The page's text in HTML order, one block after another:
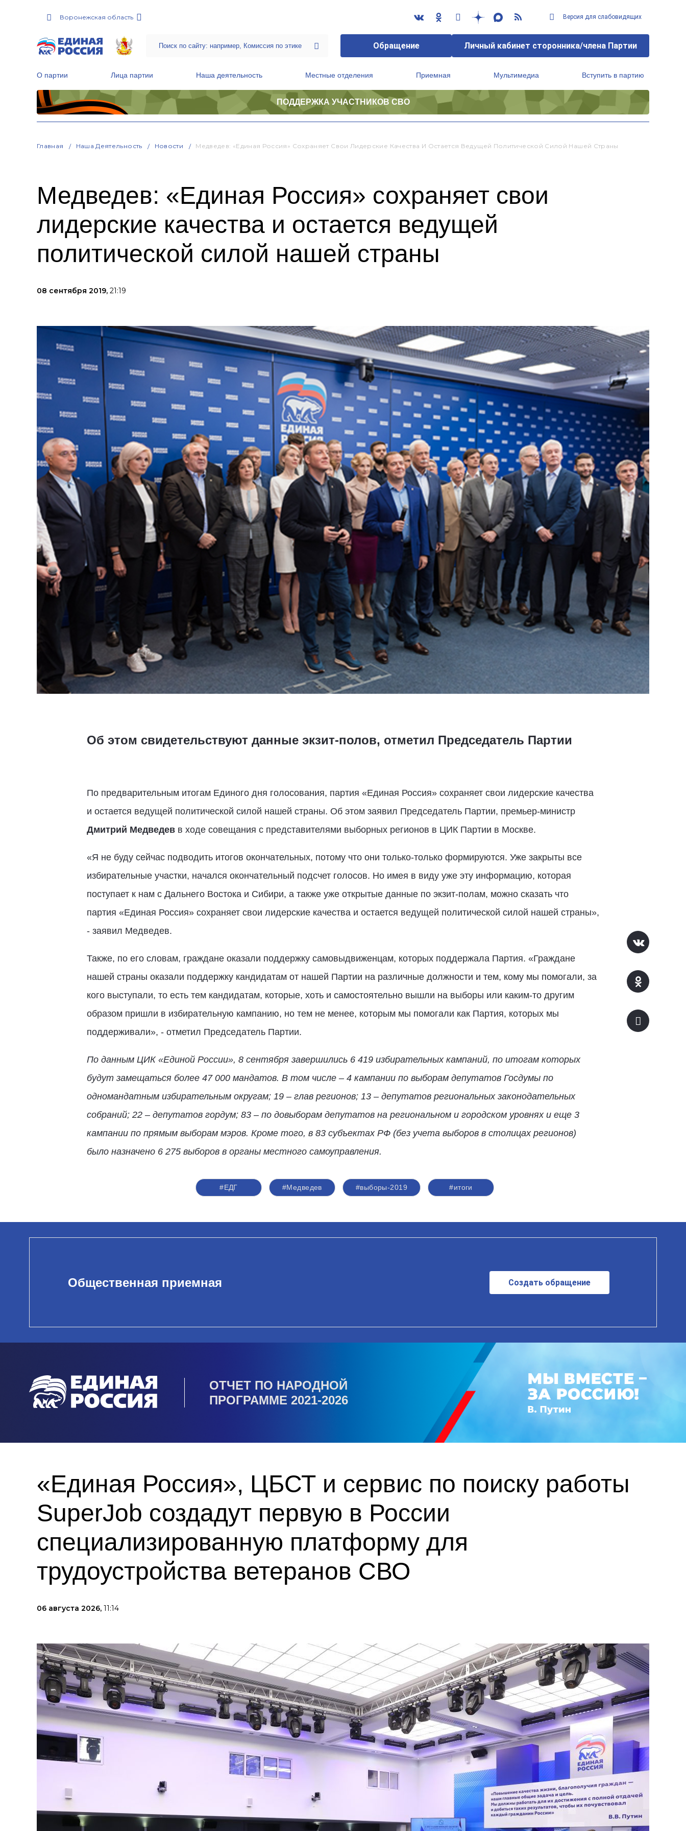
Воронежская область Версия для слабовидящих
Обращение Личный кабинет сторонника/члена Партии
О партии Лица партии Наша деятельность Местные отделения Приемная Мультимедиа Вступить в партию
ПОДДЕРЖКА УЧАСТНИКОВ СВО
Главная Наша Деятельность Новости Медведев: «Единая Россия» Сохраняет Свои Лидерские Качества И Остается Ведущей Политической Силой Нашей Страны
Медведев: «Единая Россия» сохраняет свои
лидерские качества и остается ведущей
политической силой нашей страны
08 сентября 2019, 21:19
Об этом свидетельствуют данные экзит-полов, отметил Председатель Партии
По предварительным итогам Единого дня голосования, партия «Единая Россия» сохраняет свои лидерские качества
и остается ведущей политической силой нашей страны. Об этом заявил Председатель Партии, премьер-министр
Дмитрий Медведевв ходе совещания с представителями выборных регионов в ЦИК Партии в Москве.
«Я не буду сейчас подводить итогов окончательных, потому что они только-только формируются. Уже закрыты все
избирательные участки, начался окончательный подсчет голосов. Но имея в виду уже эту информацию, которая
поступает к нам с Дальнего Востока и Сибири, а также уже открытые данные по экзит-полам, можно сказать что
партия «Единая Россия» сохраняет свои лидерские качества и остается ведущей политической силой нашей страны»,
- заявил Медведев.
Также, по его словам, граждане оказали поддержку самовыдвиженцам, которых поддержала Партия. «Граждане
нашей страны оказали поддержку кандидатам от нашей Партии на различные должности и тем, кому мы помогали, за
кого выступали, то есть тем кандидатам, которые, хоть и самостоятельно вышли на выборы или каким-то другим
образом пришли в избирательную кампанию, но тем не менее, которым мы помогали как Партия, которых мы
поддерживали», - отметил Председатель Партии.
По данным ЦИК «Единой России», 8 сентября завершились 6 419 избирательных кампаний, по итогам которых
будут замещаться более 47 000 мандатов. В том числе – 4 кампании по выборам депутатов Госдумы по
одномандатным избирательным округам; 19 – глав регионов; 13 – депутатов региональных законодательных
собраний; 22 – депутатов гордум; 83 – по довыборам депутатов на региональном и городском уровнях и еще 3
кампании по прямым выборам мэров. Кроме того, в 83 субъектах РФ (без учета выборов в столицах регионов)
было назначено 6 275 выборов в органы местного самоуправления.
#ЕДГ #Медведев #выборы-2019 #итоги
Общественная приемная Создать обращение
ОТЧЕТ ПО НАРОДНОЙ
ПРОГРАММЕ 2021-2026
«Единая Россия», ЦБСТ и сервис по поиску работы
SuperJob создадут первую в России
специализированную платформу для
трудоустройства ветеранов СВО
06 августа 2026, 11:14